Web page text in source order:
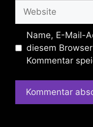
Website
Name, E-Mail-
diesem
Kommentar